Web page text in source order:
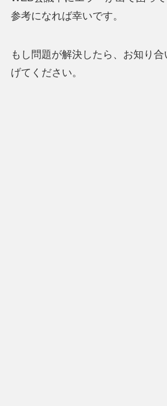
参考になれば幸いです。
もし問題が解決したら、お知り
げてください。